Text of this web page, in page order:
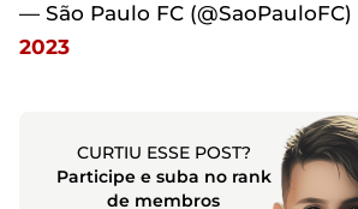
— São Paulo FC (@SaoPauloFC)
2023
CURTIU ESSE POST?
Participe e suba no rank
de membros